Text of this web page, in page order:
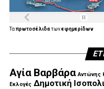
Ταπρωτοσέλιδατωνεφημερίδων
Αγία Βαρβάρα Αντώνης
Εκλογές Δημοτική